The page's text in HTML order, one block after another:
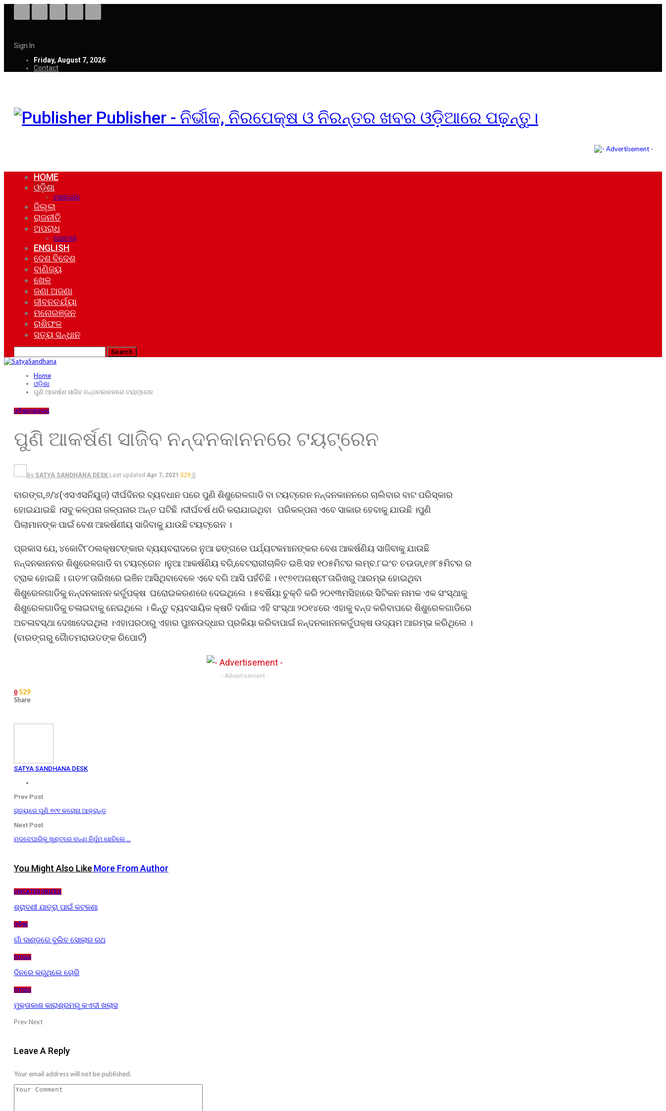
Sign In
Friday, August 7, 2026
Contact
Publisher - ନିର୍ଭୀକ, ନିରପେକ୍ଷ ଓ ନିରନ୍ତର ଖବର ଓଡ଼ିଆରେ ପଢ଼ନ୍ତୁ।
HOME
ଓଡ଼ିଶା
ମହାନଗର
ଜିଲ୍ଲା
ରାଜନୀତି
ଅପରାଧ
ଘୋଟାଲା
ENGLISH
ଦେଶ ବିଦେଶ
ବାଣିଜ୍ୟ
ଖେଳ
ଜଣା ଅଜଣା
ଜୀବନଚର୍ଯ୍ୟା
ମନୋରଞ୍ଜନ
ରାଶିଫଳ
ସତ୍ୟ ସନ୍ଧାନ
Home
ଓଡ଼ିଶା
ପୁଣି ଆକର୍ଷଣ ସାଜିବ ନନ୍ଦନକାନନରେ ଟୟଟ୍ରେନ
ଓଡ଼ିଶାମହାନଗର
ପୁଣି ଆକର୍ଷଣ ସାଜିବ ନନ୍ଦନକାନନରେ ଟୟଟ୍ରେନ
By SATYA SANDHANA DESK Last updated Apr 7, 2021 529 0
ବାରଙ୍ଗ,୬/୪(ଏସଏସନିୟୁଜ) ଦୀର୍ଘଦିନର ବ୍ୟବଧାନ ପରେ ପୁଣି ଶିଶୁରେଳଗାଡି ବା ଟୟଟ୍ରେନ ନନ୍ଦନକାନନରେ ଚାଲିବାର ବାଟ ପରିସ୍କାର
ହୋଇଯାଇଛି ।ସବୁ କଳ୍ପନା ଜଳ୍ପନାର ଅନ୍ତ ଘଟିଛି ।ଦୀର୍ଘବର୍ଷ ଧରି କରାଯାଇଥିବା ପରିକଳ୍ପନା ଏବେ ସାକାର ହେବାକୁ ଯାଉଛି ।ପୁଣି
ପିଲାମାନଙ୍କ ପାଇଁ ବେଶ ଆକର୍ଷଣୀୟ ସାଜିବାକୁ ଯାଉଛି ଟୟଟ୍ରେନ ।
ପ୍ରକାସ ଯେ, ୪କୋଟି୮୦ଲକ୍ଷଟଙ୍କାର ବ୍ୟୟବରାଦରେ ନୁଆ ଢଙ୍ଗରେ ପର୍ଯ୍ୟଟକମାନଙ୍କର ବେଶ ଆକର୍ଷଣିୟ ସାଜିବାକୁ ଯାଉଛି
ନନ୍ଦନକାନନର ଶିଶୁରେଳଗାଡି ବା ଟୟଟ୍ରେନ ।ନୁଆ ଆକର୍ଷଣିୟ ବଗି,ବେଟରାରୀଚାଳିତ ଇଞି.ସହ ୧୦୫ମିଟର ଲମ୍ବ.୮ଇଂଚ ଚଉଡା,୧୬୮୫ମିଟର ର
ଟ୍ରାକ ହୋଇଛି । ଗତ୨୮ତାରିଖରେ ଇଞିନ ଆସିଥିବାବେଳେ ଏବେ ବଗି ଆସି ପହଁଚିଛି । ୧୯୭୧ଅଗଷ୍ଟ୮ତାରିଖରୁ ଆରମ୍ଭ ହୋଇଥିବା
ଶିଶୁରେଳଗାଡିକୁ ନନ୍ଦନକାନନ କର୍ତୁପକ୍ଷ ଘରୋଇକରଣରେ ଦେଇଥିଲେ । ୫ବର୍ଷିୟା ଚୁକ୍ତି କରି ୨୦୧୩ମସିହାରେ ସିଟିକନ ନାମକ ଏକ ସଂସ୍ଥାକୁ
ଶିଶୁରେଳଗାଡିକୁ ଚଳାଇବାକୁ ନେଇଥିଲେ । କିନ୍ତୁ ବ୍ୟବସାୟିକ କ୍ଷତି ଦର୍ଶାଇ ଏହି ସଂସ୍ଥା ୨୦୧୪ରେ ଏହାକୁ ବନ୍ଦ କରିବାପରେ ଶିଶୁରେଳଗାଡିରେ
ଅଚଳାବସ୍ଥା ଦେଖାଦେଇଥିଲା ।ଏହାପରଠାରୁ ଏହାର ପୁଃନଉଦ୍ଧାର ପ୍ରକିୟା କରିବାପାଇଁ ନନ୍ଦନକାନନକର୍ତୁପକ୍ଷ ଉଦ୍ୟମ ଆରମ୍ଭ କରିଥିଲେ ।
(ବାରଙ୍ଗରୁ ଗୈାତମରାଉତଙ୍କ ରିପୋର୍ଟ)
- Advertisement -
0 529
Share
SATYA SANDHANA DESK
Prev Post
ରାଜ୍ୟରେ ପୁଣି ୭୯୧ କରୋନା ଆକ୍ରାନ୍ତ
Next Post
ମଦବେପାରିକୁ ଖୁଣ୍ଟରେ ବାନ୍ଧି ନିର୍ଧୁମ ଛେଚିଲେ …
You Might Also Like More From Author
UNCATEGORIZED
ଶ୍ରାବଣୀ ଯାତ୍ରା ପାଇଁ କଟକଣା
ଓଡ଼ିଶା
ଗାଁ ଦାଣ୍ଡରେ ବୁଲିବ ସୋଲାର ରଥ
ଅପରାଧ
ଦିନରେ କରୁଥିଲେ ଚୋରି
ଅପରାଧ
ମୁକ୍ତାକାଶ କାରାଶ୍ରମରୁ କଏଦୀ ଖଲାସ
PrevNext
Leave A Reply
Your email address will not be published.